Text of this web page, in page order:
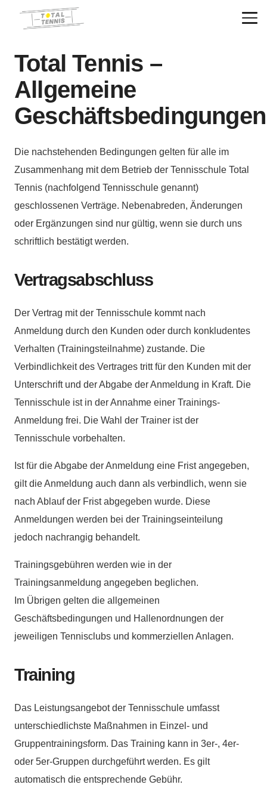
Total Tennis –
Allgemeine
Geschäftsbedingungen
Die nachstehenden Bedingungen gelten für alle im
Zusammenhang mit dem Betrieb der Tennisschule Total
Tennis (nachfolgend Tennisschule genannt)
geschlossenen Verträge. Nebenabreden, Änderungen
oder Ergänzungen sind nur gültig, wenn sie durch uns
schriftlich bestätigt werden.
Vertragsabschluss
Der Vertrag mit der Tennisschule kommt nach
Anmeldung durch den Kunden oder durch konkludentes
Verhalten (Trainingsteilnahme) zustande. Die
Verbindlichkeit des Vertrages tritt für den Kunden mit der
Unterschrift und der Abgabe der Anmeldung in Kraft. Die
Tennisschule ist in der Annahme einer Trainings-
Anmeldung frei. Die Wahl der Trainer ist der
Tennisschule vorbehalten.
Ist für die Abgabe der Anmeldung eine Frist angegeben,
gilt die Anmeldung auch dann als verbindlich, wenn sie
nach Ablauf der Frist abgegeben wurde. Diese
Anmeldungen werden bei der Trainingseinteilung
jedoch nachrangig behandelt.
Trainingsgebühren werden wie in der
Trainingsanmeldung angegeben beglichen.
Im Übrigen gelten die allgemeinen
Geschäftsbedingungen und Hallenordnungen der
jeweiligen Tennisclubs und kommerziellen Anlagen.
Training
Das Leistungsangebot der Tennisschule umfasst
unterschiedlichste Maßnahmen in Einzel- und
Gruppentrainingsform. Das Training kann in 3er-, 4er-
oder 5er-Gruppen durchgeführt werden. Es gilt
automatisch die entsprechende Gebühr.